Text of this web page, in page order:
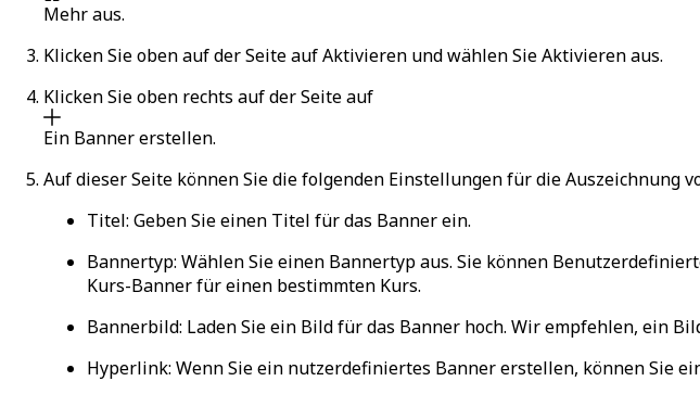
Mehraus.
Klicken Sie oben auf der Seite aufAktivieren und wählen SieAktivierenaus.
Klicken Sie oben rechts auf der Seite auf
Ein Banner erstellen.
Auf dieser Seite können Sie die folgenden Einstellungen für die Auszeichnung
Titel: Geben Sie einen Titel für das Banner ein.
Bannertyp: Wählen Sie einen Bannertyp aus. Sie können
Kurs-Bannerfür einen bestimmten Kurs.
Bannerbild: Laden Sie ein Bild für das Banner hoch. Wir empfehlen, ein
Hyperlink: Wenn Sie ein nutzerdefiniertes Banner erstellen, können Sie